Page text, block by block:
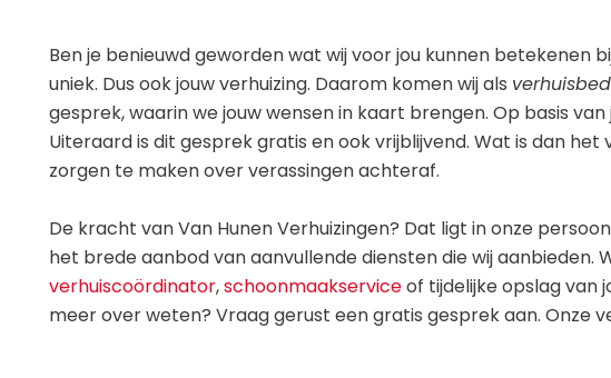
Ben je benieuwd geworden wat wij voor jou kunnen betekenen
uniek. Dus ook jouw verhuizing. Daarom komen wij als
gesprek, waarin we jouw wensen in kaart brengen. Op basis
Uiteraard is dit gesprek gratis en ook vrijblijvend. Wat is dan
zorgen te maken over verassingen achteraf.
De kracht van Van Hunen Verhuizingen? Dat ligt in onze
het brede aanbod van aanvullende diensten die wij aanbieden.
verhuiscoördinator,schoonmaakserviceof tijdelijke opslag van
meer over weten? Vraag gerust een gratis gesprek aan. Onze